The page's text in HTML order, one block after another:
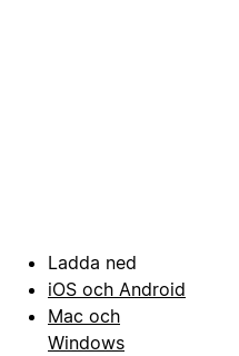
Ladda ned
iOS och Android
Mac och
Windows